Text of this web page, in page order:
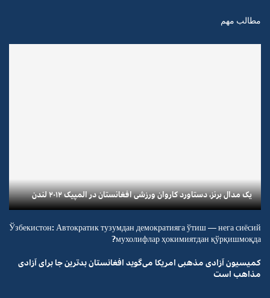
مطالب مهم
یک مدال برنز، دستاورد کاروان ورزشی افغانستان در المپیک ۲۰۱۲ لندن
Ўзбекистон: Автократик тузумдан демократияга ўтиш — нега сиёсий
мухолифлар ҳокимиятдан қўрқишмоқда?
کمیسیون آزادی مذهبی امریکا می‌گوید افغانستان بدترین جا برای آزادی
مذاهب است